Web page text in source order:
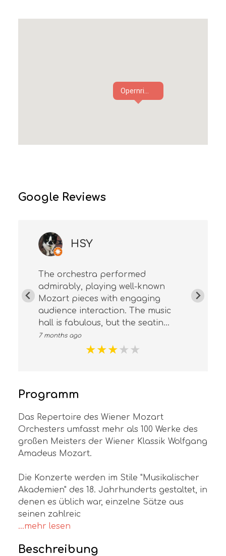
Opernri...
Google Reviews
HSY
The orchestra performed
admirably, playing well-known
Mozart pieces with engaging
audience interaction. The music
hall is fabulous, but the seatin...
7 months ago
★★★★★
Programm
Das Repertoire des Wiener Mozart
Orchesters umfasst mehr als 100 Werke des
großen Meisters der Wiener Klassik Wolfgang
Amadeus Mozart.
Die Konzerte werden im Stile "Musikalischer
Akademien" des 18. Jahrhunderts gestaltet, in
denen es üblich war, einzelne Sätze aus
seinen zahlreic
...mehr lesen
Beschreibung